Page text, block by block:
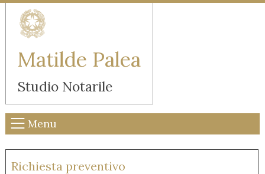
Matilde Palea
Studio Notarile
Menu
Richiesta preventivo